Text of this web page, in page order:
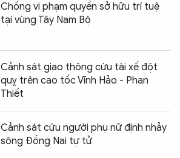
Chống vi phạm quyền sở hữu trí tuệ
tại vùng Tây Nam Bộ
Cảnh sát giao thông cứu tài xế đột
quỵ trên cao tốc Vĩnh Hảo - Phan
Thiết
Cảnh sát cứu người phụ nữ định nhảy
sông Đồng Nai tự tử